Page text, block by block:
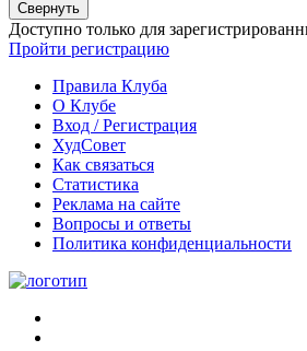
Свернуть
Доступно только для
Пройти регистрацию
Правила Клуба
О Клубе
Вход / Регистрация
ХудСовет
Как связаться
Статистика
Реклама на сайте
Вопросы и ответы
Политика конфиденциальности